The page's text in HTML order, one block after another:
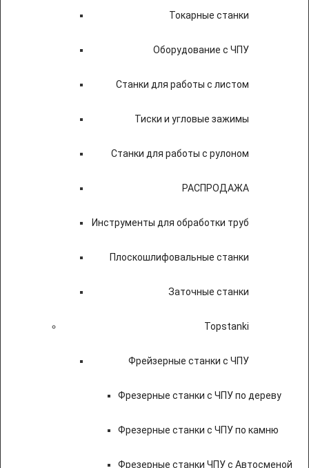
Токарные станки
Оборудование с ЧПУ
Станки для работы с листом
Тиски и угловые зажимы
Станки для работы с рулоном
РАСПРОДАЖА
Инструменты для обработки труб
Плоскошлифовальные станки
Заточные станки
Topstanki
Фрейзерные станки с ЧПУ
Фрезерные станки с ЧПУ по дереву
Фрезерные станки с ЧПУ по камню
Фрезерные станки ЧПУ с Автосменой